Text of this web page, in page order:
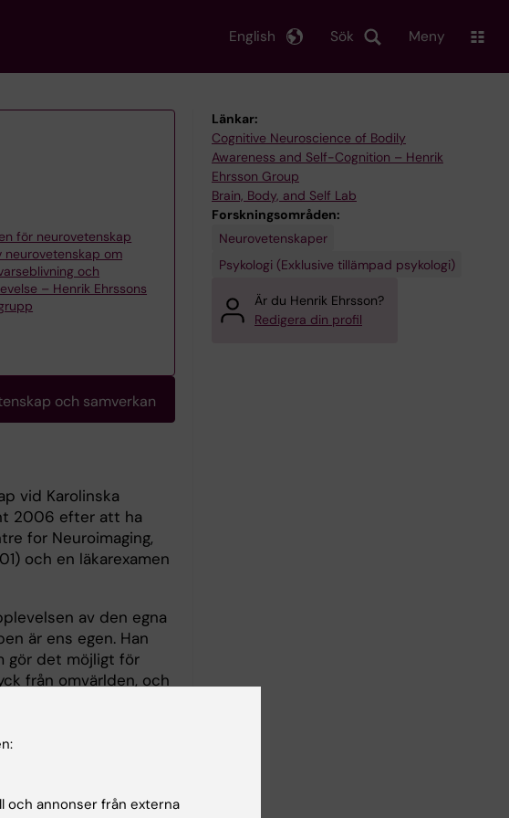
Sök
English Meny
för neurovetenskap
neurovetenskap om
och
– Henrik Ehrssons
och samverkan
vid Karolinska
2006 efter att ha
for Neuroimaging,
och en läkarexamen
av den egna
är ens egen. Han
gör det möjligt för
från omvärlden, och
syn och
av
och för framtida
om neurologiska,
Länkar:
Cognitive Neuroscience of Bodily
Awareness and Self-Cognition – Henrik
Ehrsson Group
Brain, Body, and Self Lab
Forskningsområden:
Neurovetenskaper
Psykologi (Exklusive tillämpad psykologi)
Är du Henrik Ehrsson?
Redigera din profil
och annonser från externa